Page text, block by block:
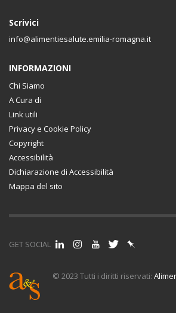
Scrivici
info@alimentiesalute.emilia-romagna.it
INFORMAZIONI
Chi Siamo
A Cura di
Link utili
Privacy e Cookie Policy
Copyright
Accessibilità
Dichiarazione di Accessibilità
Mappa del sito
GET SOCIAL
© 2023 Tutti i diritti riservati: